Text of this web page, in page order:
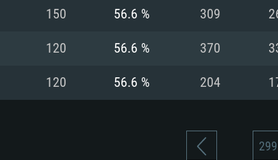
Disco: 60,2 GB
Network: Internet de
Disco: 60,2 GB
150 56.6 % 309
120 56.6 % 370
120 56.6 % 204
299